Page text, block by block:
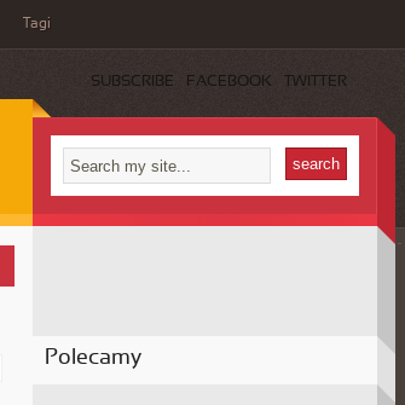
Tagi
SUBSCRIBE FACEBOOK TWITTER
Polecamy